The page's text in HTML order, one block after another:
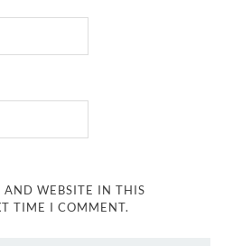
WEBSITE IN THIS
TIME I COMMENT.